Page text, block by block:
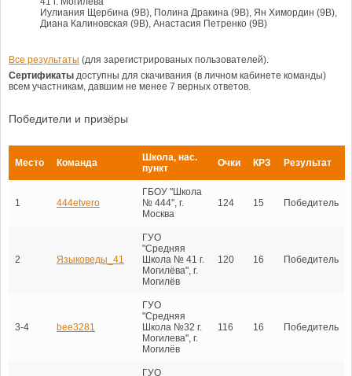
Иулиания Щербина (9В), Полина Дракина (9В), Ян Химордин (9В),
Диана Калиновская (9В), Анастасия Петренко (9В)
Все результаты (для зарегистрированых пользователей).
Сертификаты доступны для скачивания (в личном кабинете команды)
всем участникам, давшим не менее 7 верных ответов.
Победители и призёры
Место Команда
Школа, нас.
пункт
Очки КРЗ Результат
1 444etvero
ГБОУ "Школа
№ 444", г.
Москва
124 15 Победитель
2 Языковеды_41
ГУО
"Средняя
Школа № 41 г.
Могилёва", г.
Могилёв
120 16 Победитель
3-4 bee3281
ГУО
"Средняя
Школа №32 г.
Могилева", г.
Могилёв
116 16 Победитель
ГУО